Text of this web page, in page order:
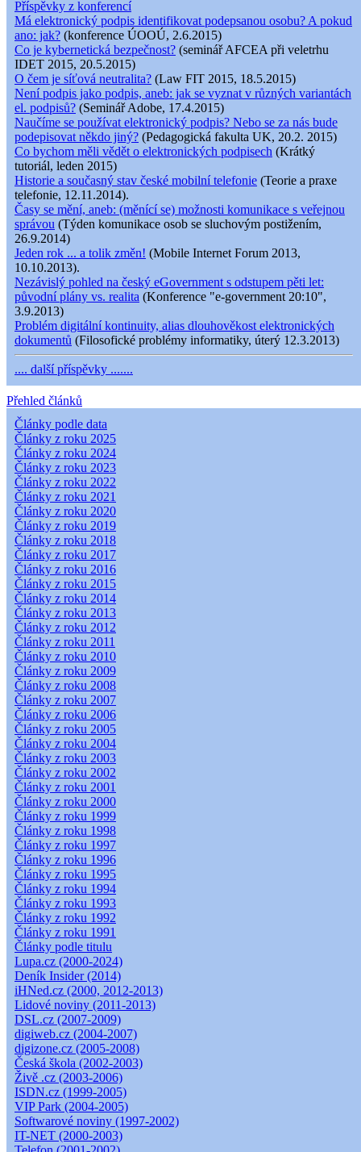
Příspěvky z konferencí
Má elektronický podpis identifikovat podepsanou osobu? A pokud
ano: jak? (konference ÚOOÚ, 2.6.2015)
Co je kybernetická bezpečnost? (seminář AFCEA při veletrhu
IDET 2015, 20.5.2015)
O čem je síťová neutralita? (Law FIT 2015, 18.5.2015)
Není podpis jako podpis, aneb: jak se vyznat v různých variantách
el. podpisů? (Seminář Adobe, 17.4.2015)
Naučíme se používat elektronický podpis? Nebo se za nás bude
podepisovat někdo jiný? (Pedagogická fakulta UK, 20.2. 2015)
Co bychom měli vědět o elektronických podpisech (Krátký
tutoriál, leden 2015)
Historie a současný stav české mobilní telefonie (Teorie a praxe
telefonie, 12.11.2014).
Časy se mění, aneb: (měnící se) možnosti komunikace s veřejnou
správou (Týden komunikace osob se sluchovým postižením,
26.9.2014)
Jeden rok ... a tolik změn! (Mobile Internet Forum 2013,
10.10.2013).
Nezávislý pohled na český eGovernment s odstupem pěti let:
původní plány vs. realita (Konference "e-government 20:10",
3.9.2013)
Problém digitální kontinuity, alias dlouhověkost elektronických
dokumentů (Filosofické problémy informatiky, úterý 12.3.2013)
.... další příspěvky .......
Přehled článků
Články podle data
Články z roku 2025
Články z roku 2024
Články z roku 2023
Články z roku 2022
Články z roku 2021
Články z roku 2020
Články z roku 2019
Články z roku 2018
Články z roku 2017
Články z roku 2016
Články z roku 2015
Články z roku 2014
Články z roku 2013
Články z roku 2012
Články z roku 2011
Články z roku 2010
Články z roku 2009
Články z roku 2008
Články z roku 2007
Články z roku 2006
Články z roku 2005
Články z roku 2004
Články z roku 2003
Články z roku 2002
Články z roku 2001
Články z roku 2000
Články z roku 1999
Články z roku 1998
Články z roku 1997
Články z roku 1996
Články z roku 1995
Články z roku 1994
Články z roku 1993
Články z roku 1992
Články z roku 1991
Články podle titulu
Lupa.cz (2000-2024)
Deník Insider (2014)
iHNed.cz (2000, 2012-2013)
Lidové noviny (2011-2013)
DSL.cz (2007-2009)
digiweb.cz (2004-2007)
digizone.cz (2005-2008)
Česká škola (2002-2003)
Živě .cz (2003-2006)
ISDN.cz (1999-2005)
VIP Park (2004-2005)
Softwarové noviny (1997-2002)
IT-NET (2000-2003)